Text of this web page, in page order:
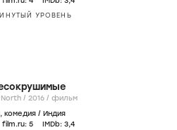
УРОВЕНЬ
Norm of the North / 2016 / фильм
, комедия / Индия
film.ru: 5 IMDb: 3,4